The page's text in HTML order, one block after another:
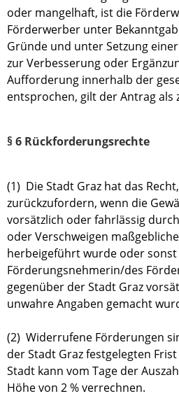
oder mangelhaft, ist die
Förderwerber unter
Gründe und unter Setzung
zur Verbesserung oder
Aufforderung innerhalb der
entsprochen, gilt der Antrag als
§ 6 Rückforderungsrechte
(1) Die Stadt Graz hat das
zurückzufordern, wenn die
vorsätzlich oder fahrlässig
oder Verschweigen
herbeigeführt wurde oder
Förderungsnehmerin/des
gegenüber der Stadt Graz
unwahre Angaben gemacht
(2) Widerrufene Förderungen
der Stadt Graz festgelegten
Stadt kann vom Tage der
Höhe von 2 % verrechnen.